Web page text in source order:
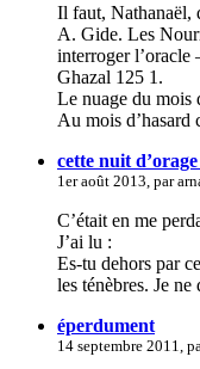
Il faut, Nathanaël,
A. Gide. Les
interroger l’oracle
Ghazal 125 1.
Le nuage du mois
Au mois d’hasard
cette nuit
1er août 2013, par
C’était en me
J’ai lu :
Es-tu dehors par
les ténèbres. Je
éperdument
14 septembre 2011,